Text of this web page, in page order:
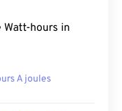
Watt-hours in
A joules